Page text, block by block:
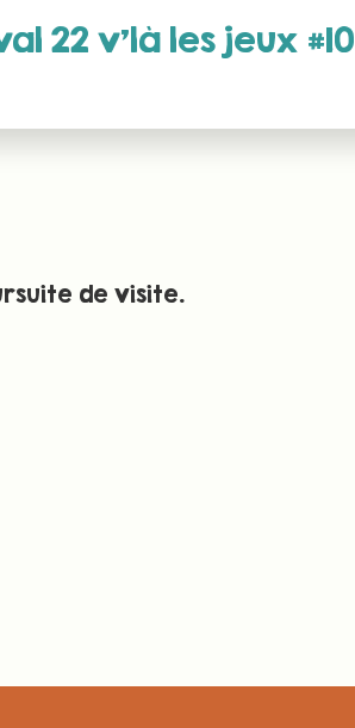
22 v’là les jeux #10
de visite.